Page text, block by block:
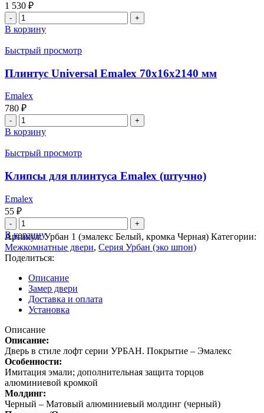
1 530 ₽
Количество
товара
Комплект
наличника
компланарного
(2,5
шт)
90x9,8x2140
мм
В корзину
Быстрый просмотр
Плинтус Universal Emalex 70x16x2140 мм
Emalex
780 ₽
Количество
товара
Плинтус
Universal
Emalex
мм
В корзину
Быстрый просмотр
Клипсы для плинтуса Emalex (штучно)
Emalex
55 ₽
Количество
товара
Клипсы
для
плинтуса
Emalex
(штучно)
В корзину
Артикул:Урбан 1 (эмалекс Белый, кромка Черная) Категории:
Межкомнатные двери, Серия Урбан (эко шпон)
Поделиться:
Описание
Замер двери
Доставка и оплата
Установка
Описание
Описание:
Дверь в стиле лофт серии УРБАН. Покрытие – Эмалекс
Особенности:
Имитация эмали; дополнительная защита торцов
алюминиевой кромкой
Молдинг:
Черный – Матовый алюминиевый молдинг (черный)